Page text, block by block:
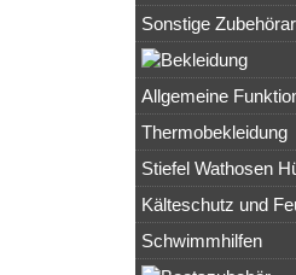
Sonstige
Allgemeine
Thermobekleidung
Stiefel Wathosen
Kälteschutz und
Schwimmhilfen